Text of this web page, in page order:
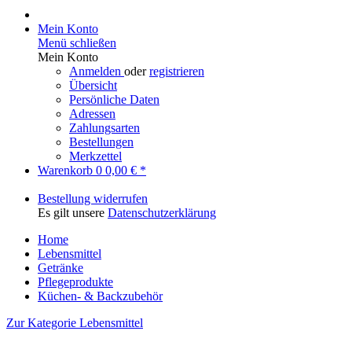
Mein Konto
Menü schließen
Mein Konto
Anmelden oderregistrieren
Übersicht
Persönliche Daten
Adressen
Zahlungsarten
Bestellungen
Merkzettel
Warenkorb 0 0,00 € *
Bestellung widerrufen
Es gilt unsere Datenschutzerklärung
Home
Lebensmittel
Getränke
Pflegeprodukte
Küchen- & Backzubehör
Zur Kategorie Lebensmittel